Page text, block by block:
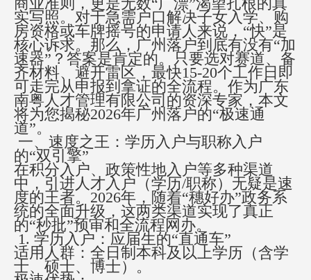
136****7047 暂未符合
189****2466 符合条件 方案已发送
185****8446 暂未符合 方案已发送
138****9527 符合条件 方案已发送
138****9291 暂未符合 方案已发送
实写照。对于急需户口解决子女入学、购
房资格或车牌摇号的申请人来说，“快”是
核心诉求。那么，广州落户到底有没有“加
速器”？答案是肯定的。只要选对赛道、备
齐材料、避开雷区，最快15-20个工作日即
可走完从申报到拿证的全流程。作为广东
南粤人才管理有限公司的资深专家，本文
将为您揭秘2026年广州落户的“极速通
道”。
一、速度之王：学历入户与职称入户
的“双引擎”
在积分入户、政策性地入户等多种渠道
中，引进人才入户（学历/职称）无疑是速
度的王者。2026年，随着“穗好办”政务系
统的全面升级，这两类渠道实现了真正
的“秒批”预审和全流程网办。
1. 学历入户：应届生的“直通车”
适用人群：全日制本科及以上学历（含学
士、硕士、博士）。